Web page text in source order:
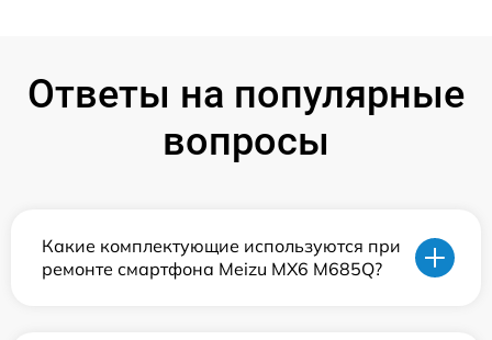
Ответы на популярные
вопросы
Какие комплектующие используются при
ремонте смартфона Meizu MX6 M685Q?